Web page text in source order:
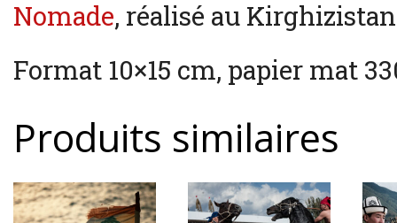
Nomade, réalisé au
Format 10×15 cm, papier mat
Produits similaires